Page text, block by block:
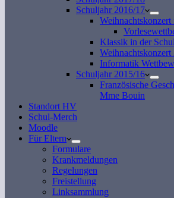
Schuljahr 2016/17
Klassik in der
Weihnachtskonzert
Informatik
Schuljahr 2015/16
Französische
Mme Bouin
Standort HV
Schul-Merch
Moodle
Für Eltern
Formulare
Krankmeldungen
Regelungen
Freistellung
Linksammlung